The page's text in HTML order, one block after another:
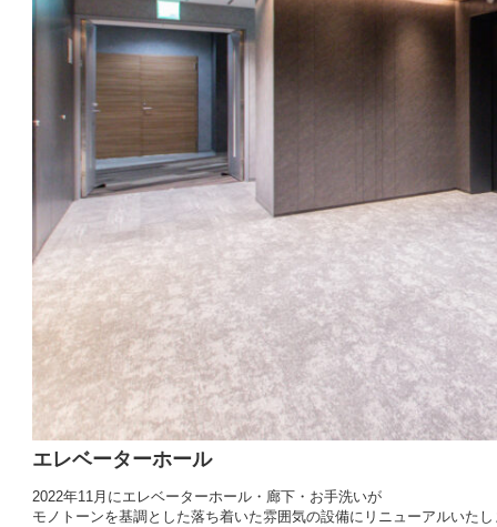
エレベーターホール
2022年11月にエレベーターホール・廊下・お手洗いが
モノトーンを基調とした落ち着いた雰囲気の設備にリニューアルいた